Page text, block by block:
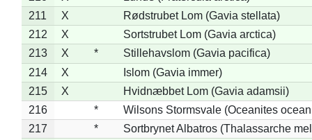
211
X
Rødstrubet Lom (Gavia stellata)
212
X
Sortstrubet Lom (Gavia arctica)
213
X *
Stillehavslom (Gavia pacifica)
214
X
Islom (Gavia immer)
215
X
Hvidnæbbet Lom (Gavia adamsii)
216
*
Wilsons Stormsvale (Oceanites
217
*
Sortbrynet Albatros (Thalassarche